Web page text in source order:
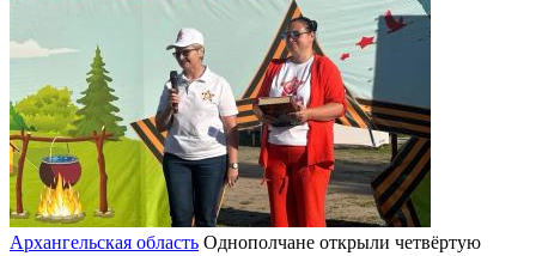
Архангельская область Однополчане открыли четвёртую